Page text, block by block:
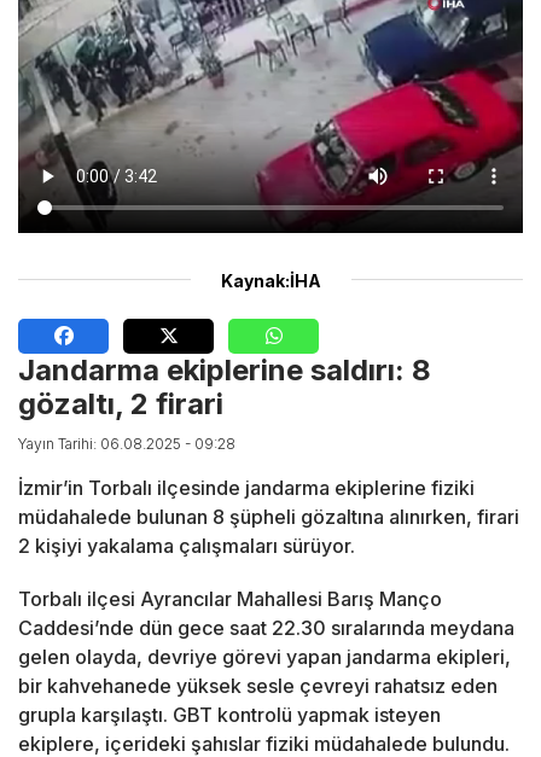
Kaynak:İHA
Jandarma ekiplerine saldırı: 8
gözaltı, 2 firari
Yayın Tarihi: 06.08.2025 - 09:28
İzmir’in Torbalı ilçesinde jandarma ekiplerine fiziki
müdahalede bulunan 8 şüpheli gözaltına alınırken, firari
2 kişiyi yakalama çalışmaları sürüyor.
Torbalı ilçesi Ayrancılar Mahallesi Barış Manço
Caddesi’nde dün gece saat 22.30 sıralarında meydana
gelen olayda, devriye görevi yapan jandarma ekipleri,
bir kahvehanede yüksek sesle çevreyi rahatsız eden
grupla karşılaştı. GBT kontrolü yapmak isteyen
ekiplere, içerideki şahıslar fiziki müdahalede bulundu.